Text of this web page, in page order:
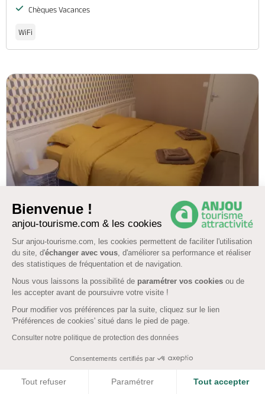
Bienvenue !
anjou-tourisme.com & les cookies
Sur anjou-tourisme.com, les cookies permettent de faciliter l'utilisation
du site, d'échanger avec vous, d'améliorer sa performance et réaliser
des statistiques de fréquentation et de navigation.
Nous vous laissons la possibilité de paramétrer vos cookies ou de
les accepter avant de poursuivre votre visite !
Pour modifier vos préférences par la suite, cliquez sur le lien
'Préférences de cookies' situé dans le pied de page.
Consulter notre politique de protection des données
Consentements certifiés par
Tout refuser Paramétrer Tout accepter
Chèques Vacances
WiFi
12 km
LA CHAPELLE DU GENET
Gite L'Appart' à Mimine
4.8 (5)
4 pers. 1 chambre
Chaudron-En-Mauges, MONTREVAULT-SUR-EVRE
Ménage offert